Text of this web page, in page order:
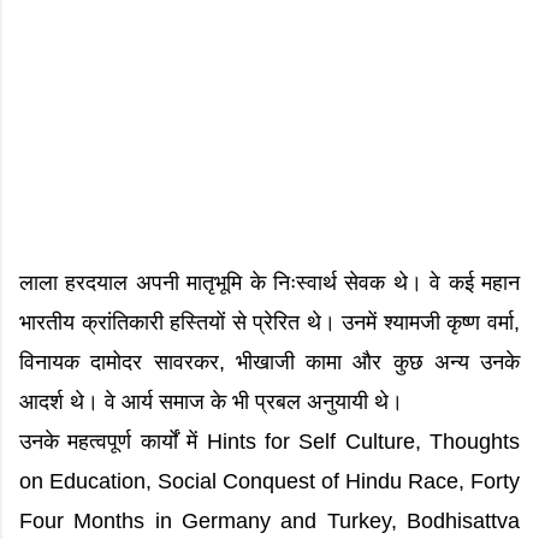
लाला हरदयाल अपनी मातृभूमि के निःस्वार्थ सेवक थे। वे कई महान
भारतीय क्रांतिकारी हस्तियों से प्रेरित थे। उनमें श्यामजी कृष्ण वर्मा,
विनायक दामोदर सावरकर, भीखाजी कामा और कुछ अन्य उनके
आदर्श थे। वे आर्य समाज के भी प्रबल अनुयायी थे।
उनके महत्वपूर्ण कार्यों में Hints for Self Culture, Thoughts
on Education, Social Conquest of Hindu Race, Forty
Four Months in Germany and Turkey, Bodhisattva